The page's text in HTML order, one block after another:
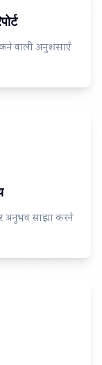
वाली अनुशंसाएँ
अनुभव साझा करने